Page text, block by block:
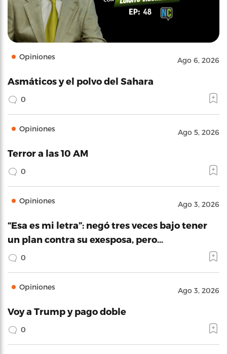
Opiniones Ago 6, 2026
Asmáticos y el polvo del Sahara
0
Opiniones Ago 5, 2026
Terror a las 10 AM
0
Opiniones Ago 3, 2026
“Esa es mi letra”: negó tres veces bajo tener
un plan contra su exesposa, pero…
0
Opiniones Ago 3, 2026
Voy a Trump y pago doble
0